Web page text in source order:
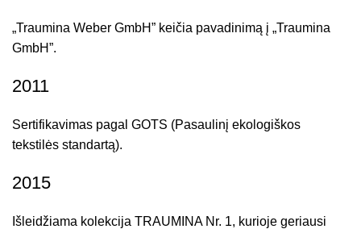
„Traumina Weber GmbH” keičia pavadinimą į „Traumina
GmbH”.
2011
Sertifikavimas pagal GOTS (Pasaulinį ekologiškos
tekstilės standartą).
2015
Išleidžiama kolekcija TRAUMINA Nr. 1, kurioje geriausi